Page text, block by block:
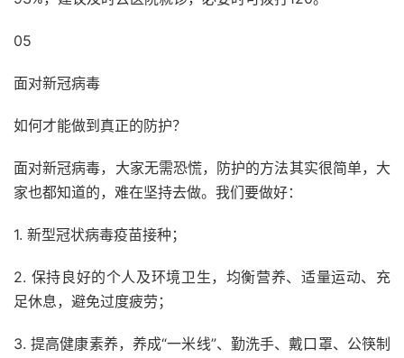
05
面对新冠病毒
如何才能做到真正的防护？
面对新冠病毒，大家无需恐慌，防护的方法其实很简单，大
家也都知道的，难在坚持去做。我们要做好：
1. 新型冠状病毒疫苗接种；
2. 保持良好的个人及环境卫生，均衡营养、适量运动、充
足休息，避免过度疲劳；
3. 提高健康素养，养成“一米线”、勤洗手、戴口罩、公筷制